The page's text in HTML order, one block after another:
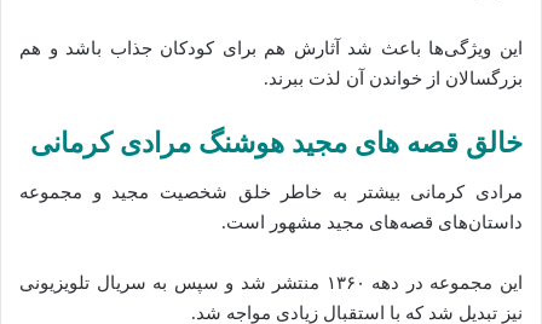
این ویژگی‌ها باعث شد آثارش هم برای کودکان جذاب باشد و هم
بزرگسالان از خواندن آن لذت ببرند.
خالق قصه‌ های مجید هوشنگ مرادی کرمانی
مرادی کرمانی بیشتر به خاطر خلق شخصیت مجید و مجموعه
داستان‌های قصه‌های مجید مشهور است.
این مجموعه در دهه ۱۳۶۰ منتشر شد و سپس به سریال تلویزیونی
نیز تبدیل شد که با استقبال زیادی مواجه شد.